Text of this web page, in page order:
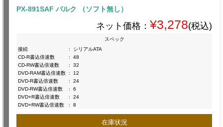
PX-891SAF バルク （ソフト無し）
ネット価格： ¥3,278(税込)
スペック
接続
:
シリアルATA
CD-R書込倍速数
:
48
CD-RW書込倍速数
:
32
DVD-RAM書込倍速数 :
12
DVD-R書込倍速数
:
24
DVD-RW書込倍速数
:
6
DVD+R書込倍速数
:
24
DVD+RW書込倍速数
: 8
在庫状況